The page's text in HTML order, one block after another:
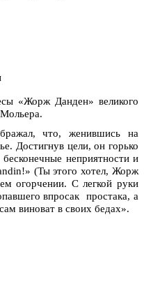
«Жорж Данден» великого
что, женившись на
Достигнув цели, он горько
неприятности и
(Ты этого хотел, Жорж
огорчении. С легкой руки
впросак простака, а
виноват в своих бедах».